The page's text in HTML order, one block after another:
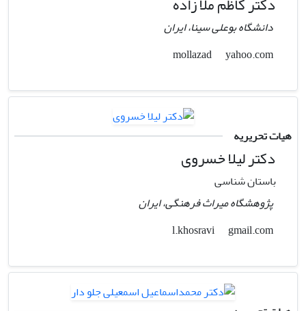
دانشگاه بوعلی سینا، ایران
yahoo.com
هیات تحریریه
دکتر لیلا خسروی
باستان شناسی
پژوهشگاه میراث فرهنگی، ایران
gmail.com